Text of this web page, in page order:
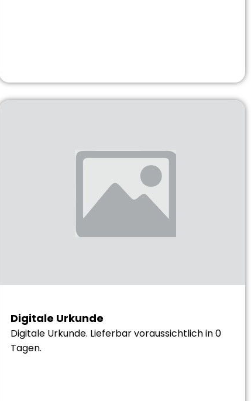
Digitale Urkunde
Digitale Urkunde. Lieferbar voraussichtlich in 0
Tagen.